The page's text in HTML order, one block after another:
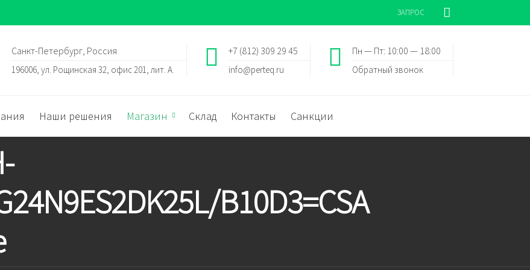
ЗАПРОС
Пн — Пт: 10:00 — 18:00
Обратный звонок
+7 (812) 309 29 45
info@perteq.ru
Санкт-Петербург, Россия
196006, ул. Рощинская 32, офис 201, лит. А.
Наши решения Магазин Склад Контакты Санкции
B10D3=CSA